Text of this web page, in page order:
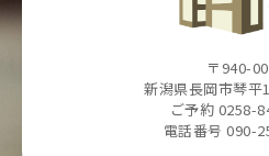
〒940-
新潟県長岡市琴平
ご予約 0258-
電話番号 090-